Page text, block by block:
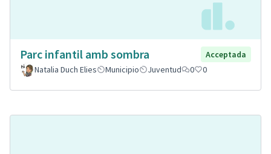
Parc infantil amb sombra
Acceptada
Natalia Duch Elies
Municipio Juventud 0 0